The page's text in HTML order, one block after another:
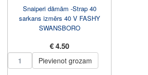
Snaiperi dāmām -Strap 40
sarkans izmērs 40 V FASHY
SWANSBORO
€ 4.50
Pievienot grozam